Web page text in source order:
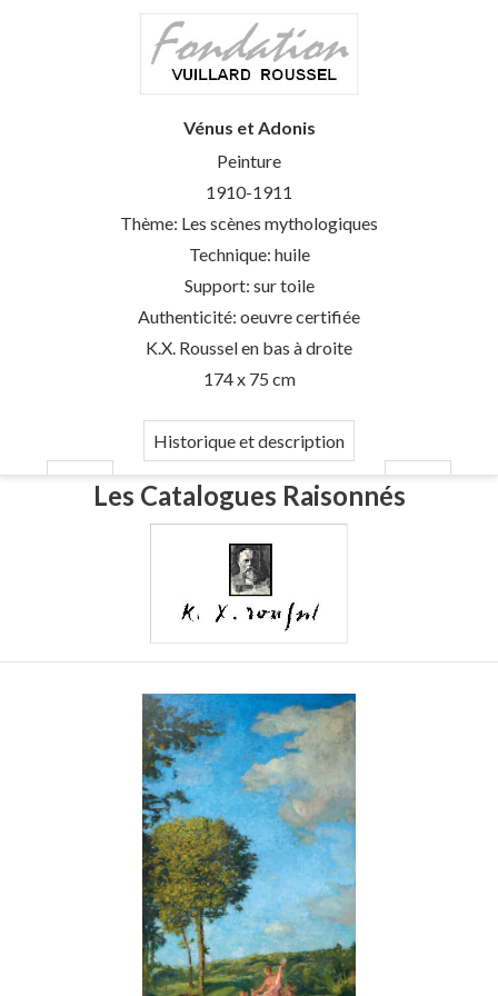
Vénus et Adonis
Peinture
1910-1911
Thème: Les scènes mythologiques
Technique: huile
Support: sur toile
Authenticité: oeuvre certifiée
K.X. Roussel en bas à droite
174 x 75 cm
Historique et description
Les Catalogues Raisonnés